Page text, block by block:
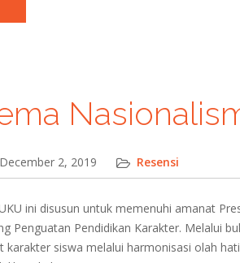
December 2, 2019 Resensi
ini disusun untuk memenuhi amanat
Penguatan Pendidikan Karakter. Melalui
karakter siswa melalui harmonisasi olah